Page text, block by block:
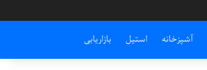
آشپزخانه استیل بازاریابی